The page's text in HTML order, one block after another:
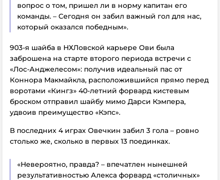
вопрос о том, пришел ли в норму капитан его
команды. – Сегодня он забил важный гол для нас,
который оказался победным».
903-я шайба в НХЛовской карьере Ови была
заброшена на старте второго периода встречи с
«Лос-Анджелесом»: получив идеальный пас от
Коннора Макмайкла, расположившийся прямо перед
воротами «Кингз» 40-летний форвард кистевым
броском отправил шайбу мимо Дарси Кэмпера,
удвоив преимущество «Кэпс».
В последних 4 играх Овечкин забил 3 гола – ровно
столько же, сколько в первых 13 поединках.
«Невероятно, правда? – впечатлен нынешней
результативностью Алекса форвард «столичных»